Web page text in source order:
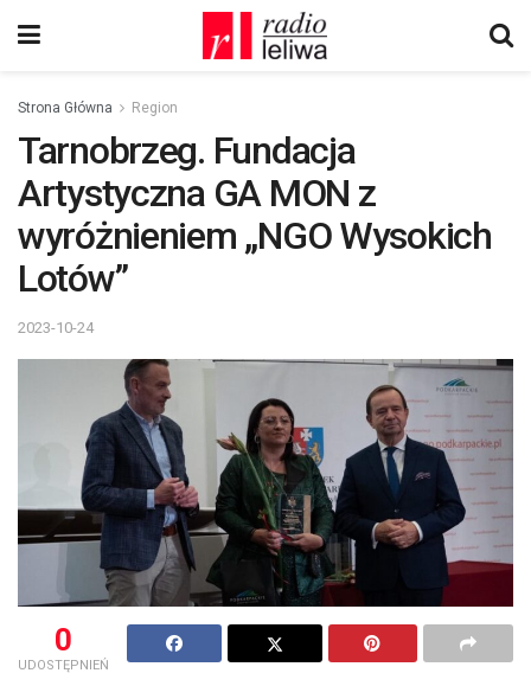
Strona Główna Region
Tarnobrzeg. Fundacja
Artystyczna GA MON z
wyróżnieniem „NGO Wysokich
Lotów”
2023-10-24
0
UDOSTĘPNIEŃ